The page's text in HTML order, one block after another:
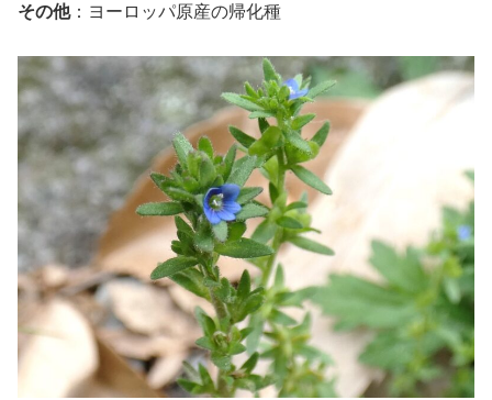
その他：ヨーロッパ原産の帰化種